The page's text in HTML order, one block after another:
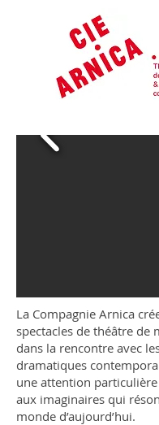
La Compagnie Arnica
spectacles de théâtre de
dans la rencontre avec
dramatiques
une attention
aux imaginaires qui
monde d’aujourd’hui.